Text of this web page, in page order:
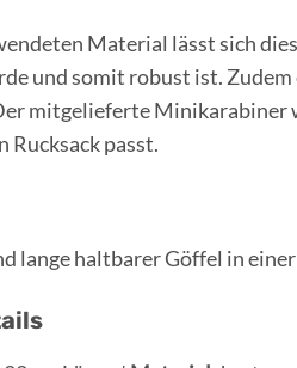
Material lässt sich
und somit robust ist.
mitgelieferte Minikarabiner
Rucksack passt.
lange haltbarer Göffel in